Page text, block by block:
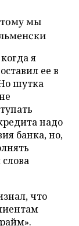
мы
я
ее в
шутка
надо
банка, но,
что
.